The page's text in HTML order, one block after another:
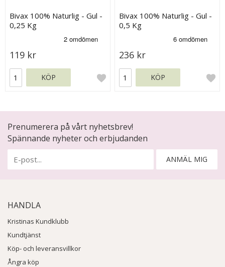
Bivax 100% Naturlig - Gul -
0,25 Kg
119 kr
KÖP
Bivax 100% Naturlig - Gul -
0,5 Kg
236 kr
KÖP
Prenumerera på vårt nyhetsbrev!
Spännande nyheter och erbjudanden
ANMÄL MIG
HANDLA
Kristinas Kundklubb
Kundtjänst
Köp- och leveransvillkor
Ångra köp